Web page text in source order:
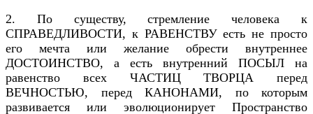
2. По существу, стремление человека к
СПРАВЕДЛИВОСТИ, к РАВЕНСТВУ есть не просто
его мечта или желание обрести внутреннее
ДОСТОИНСТВО, а есть внутренний ПОСЫЛ на
равенство всех ЧАСТИЦ ТВОРЦА перед
ВЕЧНОСТЬЮ, перед КАНОНАМИ, по которым
развивается или эволюционирует Пространство